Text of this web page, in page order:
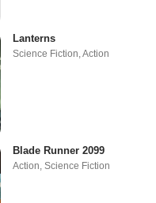
Lanterns
Science Fiction Action
Blade Runner 2099
Action Science Fiction